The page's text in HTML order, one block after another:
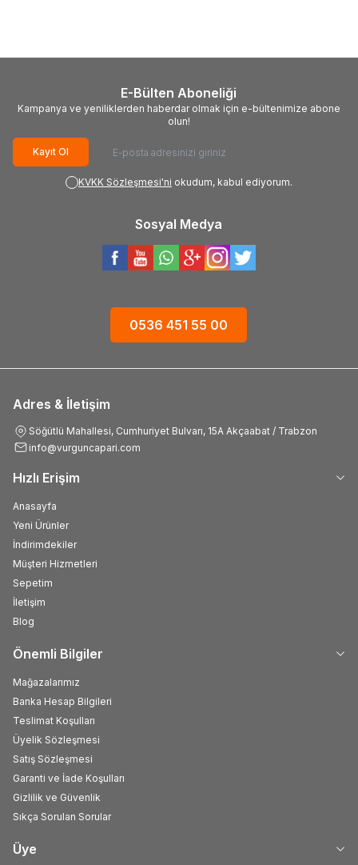
E-Bülten Aboneliği
Kampanya ve yeniliklerden haberdar olmak için e-bültenimize abone
olun!
Kayıt Ol
KVKK Sözleşmesi'ni okudum, kabul ediyorum.
Sosyal Medya
0536 451 55 00
Adres & İletişim
Söğütlü Mahallesi, Cumhuriyet Bulvarı, 15A Akçaabat / Trabzon
info@vurguncapari.com
Hızlı Erişim
Anasayfa
Yeni Ürünler
İndirimdekiler
Müşteri Hizmetleri
Sepetim
İletişim
Blog
Önemli Bilgiler
Mağazalarımız
Banka Hesap Bilgileri
Teslimat Koşulları
Üyelik Sözleşmesi
Satış Sözleşmesi
Garanti ve İade Koşulları
Gizlilik ve Güvenlik
Sıkça Sorulan Sorular
Üye